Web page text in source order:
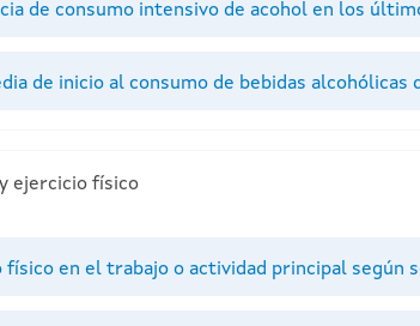
de consumo intensivo de acohol en los
de inicio al consumo de bebidas
ejercicio físico
físico en el trabajo o actividad principal según